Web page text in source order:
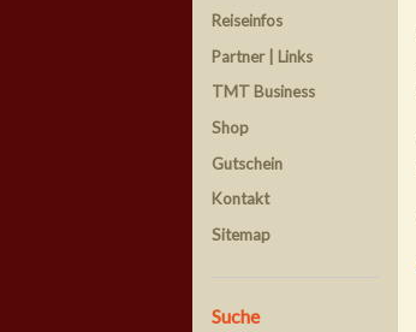
Reiseinfos
Partner | Links
TMT Business
Shop
Gutschein
Kontakt
Sitemap
Suche